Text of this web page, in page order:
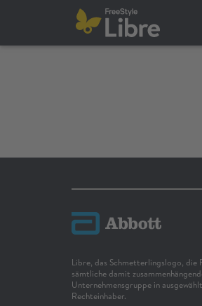
Libre, das Schmetterlingslogo, die
sämtliche damit
Unternehmensgruppe in
Rechteinhaber.